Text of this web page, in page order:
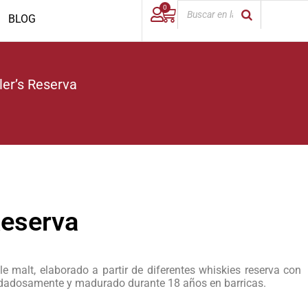
BLOG
0
Reserva
malt, elaborado a partir de diferentes whiskies reserva con
y madurado durante 18 años en barricas.